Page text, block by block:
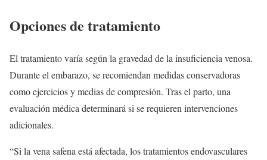
Opciones de tratamiento
El tratamiento varía según la gravedad de la insuficiencia venosa.
Durante el embarazo, se recomiendan medidas conservadoras
como ejercicios y medias de compresión. Tras el parto, una
evaluación médica determinará si se requieren intervenciones
adicionales.
“Si la vena safena está afectada, los tratamientos endovasculares